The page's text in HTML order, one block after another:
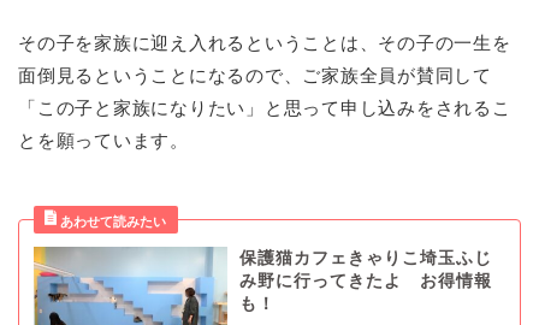
その子を家族に迎え入れるということは、その子の一生を
面倒見るということになるので、ご家族全員が賛同して
「この子と家族になりたい」と思って申し込みをされるこ
とを願っています。
保護猫カフェきゃりこ埼玉ふじ
み野に行ってきたよ お得情報
も！